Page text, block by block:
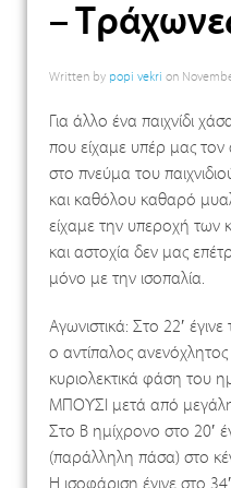
–
Written by popi vekri on
Για άλλο ένα παιχνίδι
που είχαμε υπέρ μας
στο πνεύμα του
και καθόλου καθαρό
είχαμε την υπεροχή των
και αστοχία δεν μας
μόνο με την ισοπαλία.
Αγωνιστικά: Στο 22′
ο αντίπαλος
κυριολεκτικά φάση του
ΜΠΟΥΣΙ μετά από
Στο Β ημίχρονο στο 20′
(παράλληλη πάσα) στο
Η ισοφάριση έγινε στο